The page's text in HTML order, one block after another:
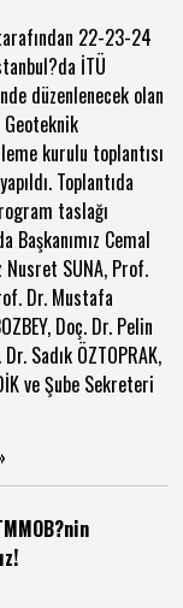
22-23-24
İTÜ
düzenlenecek olan
Geoteknik
kurulu toplantısı
Toplantıda
taslağı
Başkanımız Cemal
Nusret SUNA, Prof.
Dr. Mustafa
Doç. Dr. Pelin
Sadık ÖZTOPRAK,
ve Şube Sekreteri